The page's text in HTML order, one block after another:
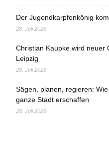
Der Jugendkarpfenkönig
28. Juli 2026
Christian Kaupke wird neuer
Leipzig
28. Juli 2026
Sägen, planen, regieren:
ganze Stadt erschaffen
28. Juli 2026